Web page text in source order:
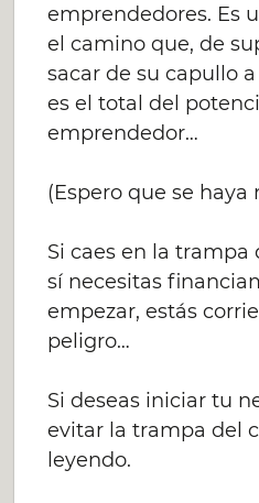
emprendedores. Es
el camino que, de
sacar de su capullo
es el total del
emprendedor…
(Espero que se haya
Si caes en la trampa
sí necesitas
empezar, estás
peligro…
Si deseas iniciar tu
evitar la trampa del
leyendo.